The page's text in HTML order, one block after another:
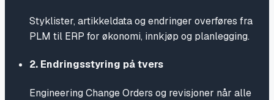
Styklister, artikkeldata og endringer overføres fra
PLM til ERP for økonomi, innkjøp og planlegging.
2. Endringsstyring på tvers
Engineering Change Orders og revisjoner når alle